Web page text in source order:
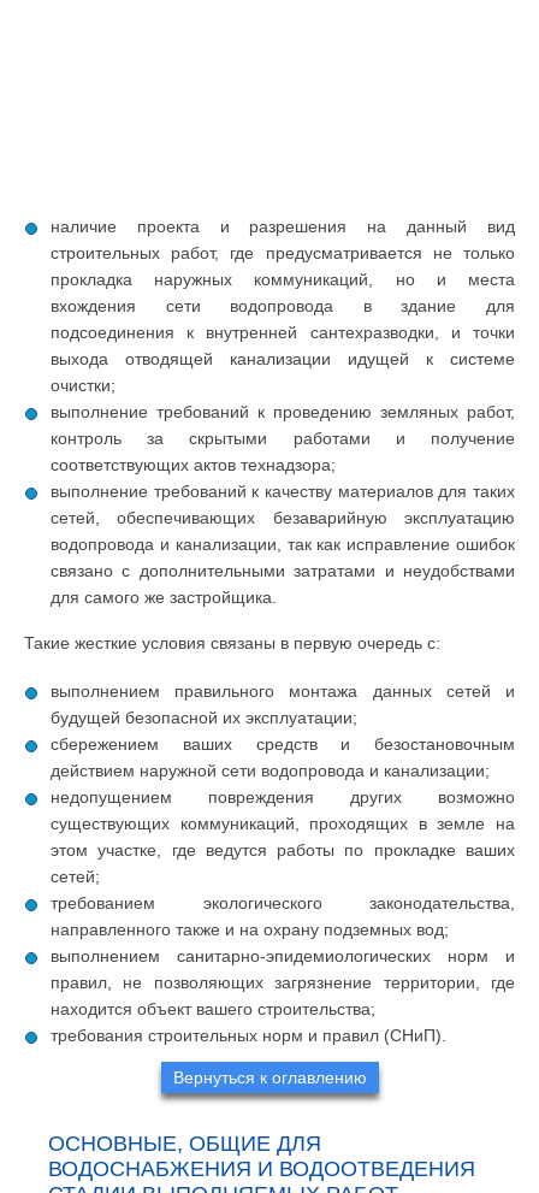
наличие проекта и разрешения на данный вид
строительных работ, где предусматривается не только
прокладка наружных коммуникаций, но и места
вхождения сети водопровода в здание для
подсоединения к внутренней сантехразводки, и точки
выхода отводящей канализации идущей к системе
очистки;
выполнение требований к проведению земляных работ,
контроль за скрытыми работами и получение
соответствующих актов технадзора;
выполнение требований к качеству материалов для таких
сетей, обеспечивающих безаварийную эксплуатацию
водопровода и канализации, так как исправление ошибок
связано с дополнительными затратами и неудобствами
для самого же застройщика.
Такие жесткие условия связаны в первую очередь с:
выполнением правильного монтажа данных сетей и
будущей безопасной их эксплуатации;
сбережением ваших средств и безостановочным
действием наружной сети водопровода и канализации;
недопущением повреждения других возможно
существующих коммуникаций, проходящих в земле на
этом участке, где ведутся работы по прокладке ваших
сетей;
требованием экологического законодательства,
направленного также и на охрану подземных вод;
выполнением санитарно-эпидемиологических норм и
правил, не позволяющих загрязнение территории, где
находится объект вашего строительства;
требования строительных норм и правил (СНиП).
Вернуться к оглавлению
ОСНОВНЫЕ, ОБЩИЕ ДЛЯ
ВОДОСНАБЖЕНИЯ И ВОДООТВЕДЕНИЯ